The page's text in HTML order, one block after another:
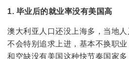
1. 毕业后的就业率没有美国高
澳大利亚人口还没上海多，当地人
不会特别追求上进，基本不换职
和空缺没有美国这种快节奏国家多